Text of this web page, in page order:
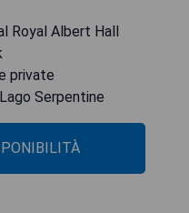
Royal Albert Hall
private
Serpentine